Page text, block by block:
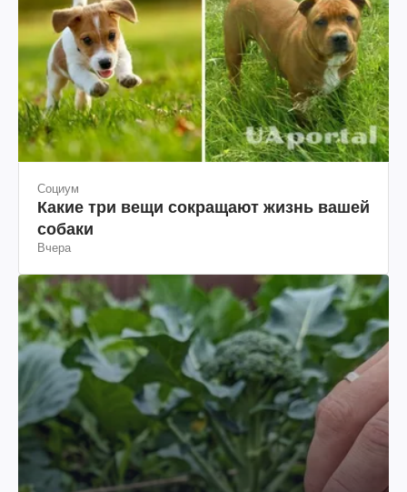
Социум
Какие три вещи сокращают жизнь вашей
собаки
Вчера